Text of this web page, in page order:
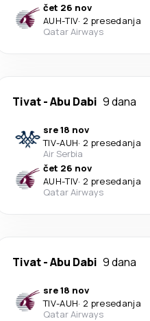
čet 26 nov
AUH-TIV· 2 presedanja
Qatar Airways
Tivat-Abu Dabi 9 dana
sre 18 nov
TIV-AUH· 2 presedanja
Air Serbia
čet 26 nov
AUH-TIV· 2 presedanja
Qatar Airways
Tivat-Abu Dabi 9 dana
sre 18 nov
TIV-AUH· 2 presedanja
Qatar Airways